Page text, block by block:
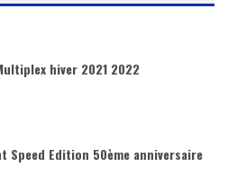
hiver 2021 2022
Speed Edition 50ème anniversaire